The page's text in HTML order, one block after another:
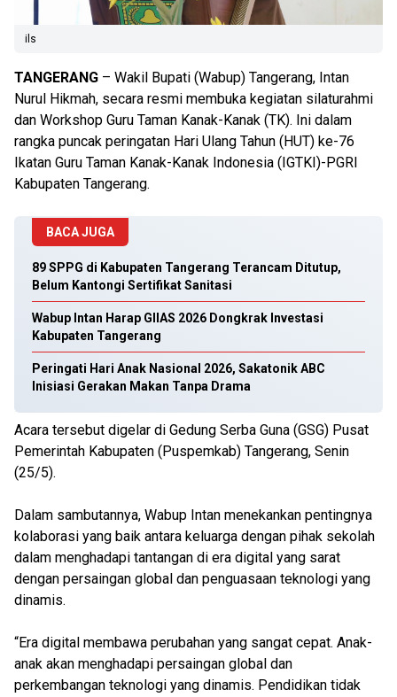
ils
TANGERANG – Wakil Bupati (Wabup) Tangerang, Intan
Nurul Hikmah, secara resmi membuka kegiatan silaturahmi
dan Workshop Guru Taman Kanak-Kanak (TK). Ini dalam
rangka puncak peringatan Hari Ulang Tahun (HUT) ke-76
Ikatan Guru Taman Kanak-Kanak Indonesia (IGTKI)-PGRI
Kabupaten Tangerang.
BACA JUGA
89 SPPG di Kabupaten Tangerang Terancam Ditutup,
Belum Kantongi Sertifikat Sanitasi
Wabup Intan Harap GIIAS 2026 Dongkrak Investasi
Kabupaten Tangerang
Peringati Hari Anak Nasional 2026, Sakatonik ABC
Inisiasi Gerakan Makan Tanpa Drama
Acara tersebut digelar di Gedung Serba Guna (GSG) Pusat
Pemerintah Kabupaten (Puspemkab) Tangerang, Senin
(25/5).
Dalam sambutannya, Wabup Intan menekankan pentingnya
kolaborasi yang baik antara keluarga dengan pihak sekolah
dalam menghadapi tantangan di era digital yang sarat
dengan persaingan global dan penguasaan teknologi yang
dinamis.
“Era digital membawa perubahan yang sangat cepat. Anak-
anak akan menghadapi persaingan global dan
perkembangan teknologi yang dinamis. Pendidikan tidak